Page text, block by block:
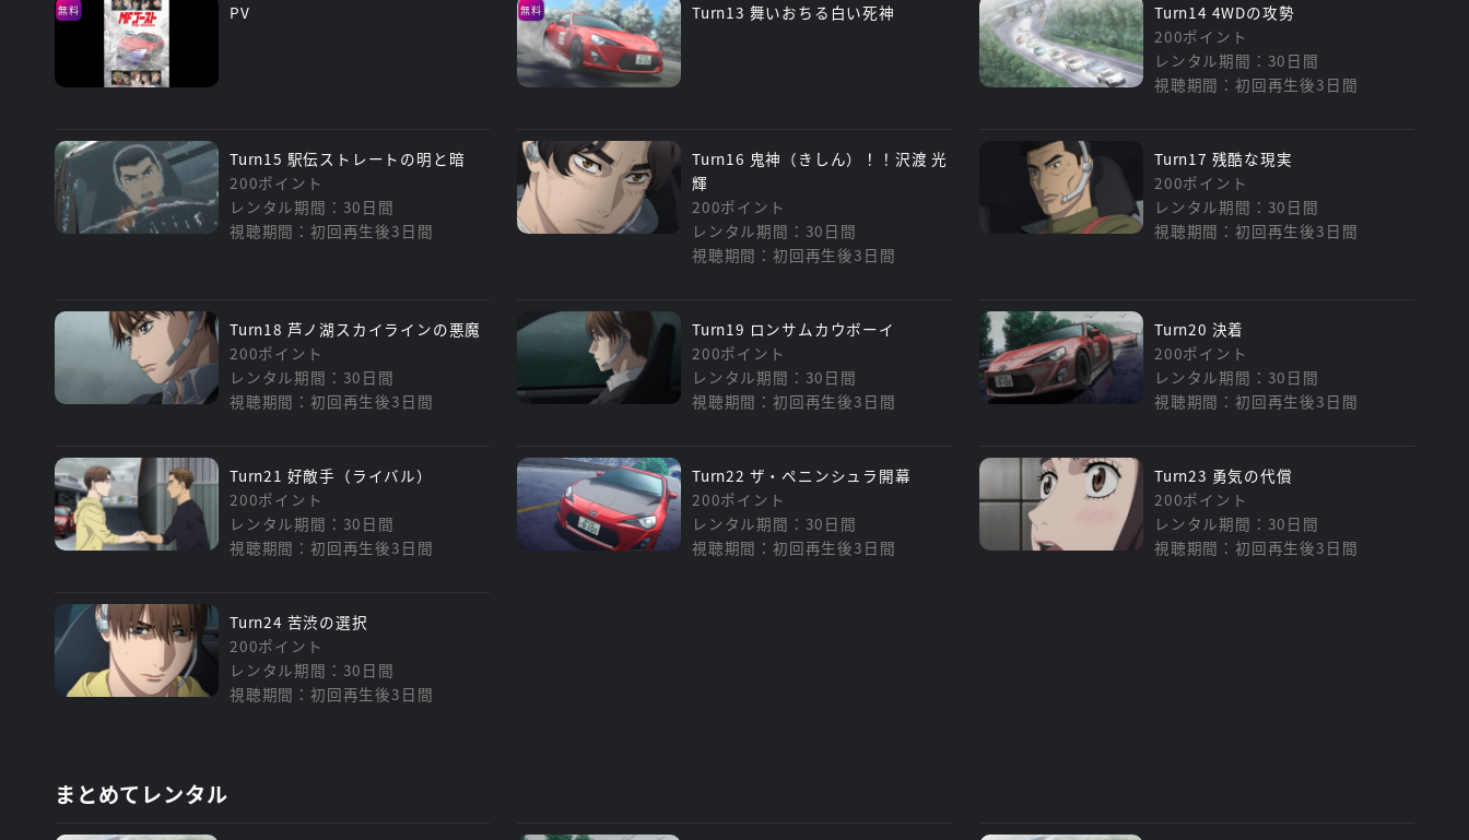
無料 PV 無料 Turn13 舞いおちる白い死神
Turn14 4WDの攻勢
200ポイント
レンタル期間：30日間
視聴期間：初回再生後3日間
Turn15 駅伝ストレートの明と暗
200ポイント
レンタル期間：30日間
視聴期間：初回再生後3日間
Turn16 鬼神（きしん）！！沢渡 光
輝
200ポイント
レンタル期間：30日間
視聴期間：初回再生後3日間
Turn17 残酷な現実
200ポイント
レンタル期間：30日間
視聴期間：初回再生後3日間
Turn18 芦ノ湖スカイラインの悪魔
200ポイント
レンタル期間：30日間
視聴期間：初回再生後3日間
Turn19 ロンサムカウボーイ
200ポイント
レンタル期間：30日間
視聴期間：初回再生後3日間
Turn20 決着
200ポイント
レンタル期間：30日間
視聴期間：初回再生後3日間
Turn21 好敵手（ライバル）
200ポイント
レンタル期間：30日間
視聴期間：初回再生後3日間
Turn22 ザ・ペニンシュラ開幕
200ポイント
レンタル期間：30日間
視聴期間：初回再生後3日間
Turn23 勇気の代償
200ポイント
レンタル期間：30日間
視聴期間：初回再生後3日間
Turn24 苦渋の選択
200ポイント
レンタル期間：30日間
視聴期間：初回再生後3日間
まとめてレンタル